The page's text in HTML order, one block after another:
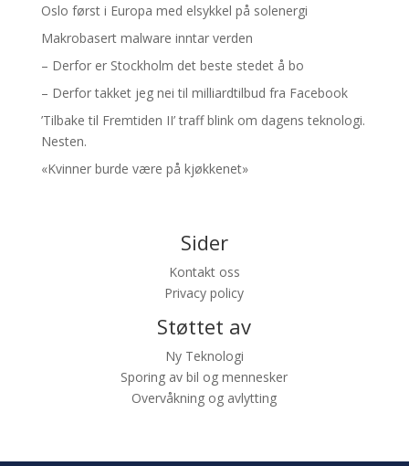
Oslo først i Europa med elsykkel på solenergi
Makrobasert malware inntar verden
– Derfor er Stockholm det beste stedet å bo
– Derfor takket jeg nei til milliardtilbud fra Facebook
’Tilbake til Fremtiden II’ traff blink om dagens teknologi.
Nesten.
«Kvinner burde være på kjøkkenet»
Sider
Kontakt oss
Privacy policy
Støttet av
Ny Teknologi
Sporing av bil og mennesker
Overvåkning og avlytting